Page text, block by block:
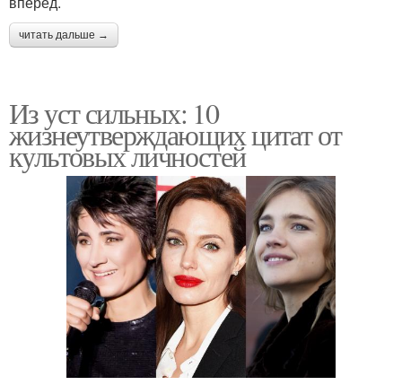
читать дальше →
Из уст сильных: 10
жизнеутверждающих цитат от
культовых личностей